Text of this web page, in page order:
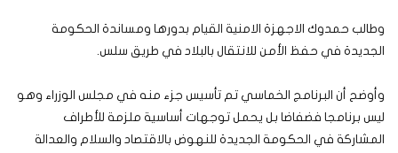
وطالب حمدوك الاجهزة الامنية القيام بدورها ومساندة الحكومة
الجديدة في حفظ الأمن للانتقال بالبلاد في طريق سلس.
وأوضح أن البرنامج الخماسي تم تأسيس جزء منه في مجلس الوزراء وهو
ليس برنامجا فضفاضا بل يحمل توجهات أساسية ملزمة للأطراف
المشاركة في الحكومة الجديدة للنهوض بالاقتصاد والسلام والعدالة